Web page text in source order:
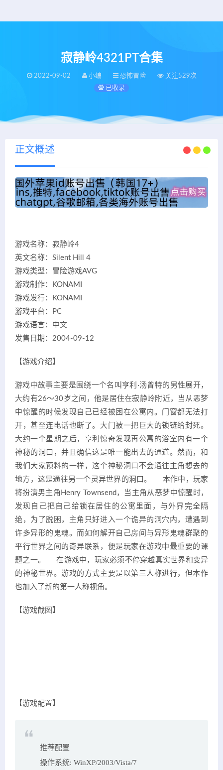
寂静岭4321PT合集
2022-09-02 小编 恐怖冒险
关注529次
已收录
正文概述
游戏名称：寂静岭4
英文名称：Silent Hill 4
游戏类型：冒险游戏AVG
游戏制作：KONAMI
游戏发行：KONAMI
游戏平台：PC
游戏语言：中文
发售日期：2004-09-12
【游戏介绍】
游戏中故事主要是围绕一个名叫亨利·汤曾特的男性展开，
大约有26～30岁之间，他是居住在寂静岭附近，当从恶梦
中惊醒的时候发现自己已经被困在公寓内。门窗都无法打
开，甚至连电话也断了。大门被一把巨大的锁链给封死。
大约一个星期之后，亨利惊奇发现再公寓的浴室内有一个
神秘的洞口，并且确信这是唯一能出去的通道。然而，和
我们大家预料的一样，这个神秘洞口不会通往主角想去的
地方，这是通往另一个灵异世界的洞口。 本作中，玩家
将扮演男主角Henry Townsend，当主角从恶梦中惊醒时，
发现自己把自己给锁在居住的公寓里面，与外界完全隔
绝，为了脱困，主角只好进入一个诡异的洞穴内，遭遇到
许多异形的鬼魂。而如何解开自己房间与异形鬼魂群聚的
平行世界之间的奇异联系，便是玩家在游戏中最重要的课
题之一。 在游戏中，玩家必须不停穿越真实世界和变异
的神秘世界。游戏的方式主要是以第三人称进行，但本作
也加入了新的第一人称视角。
【游戏截图】
【游戏配置】
推荐配置
操作系统: WinXP/2003/Vista/7